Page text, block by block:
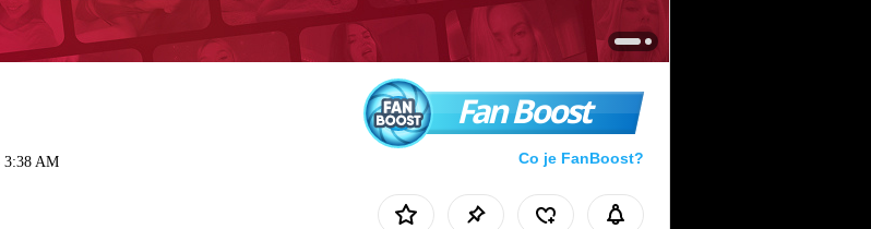
3:38 AM
Fan Boost
Co je FanBoost?